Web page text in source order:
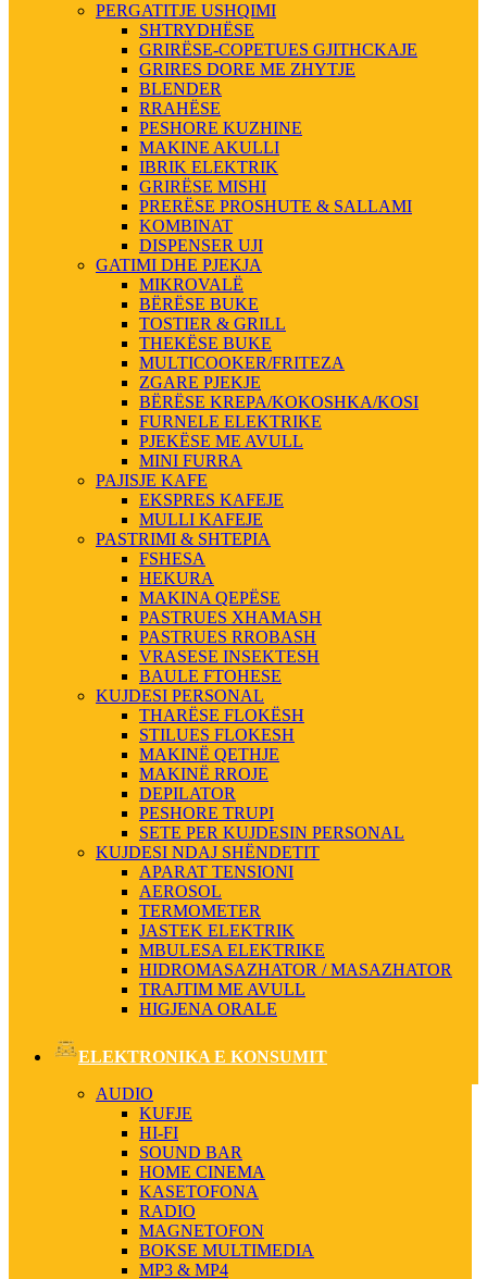
PERGATITJE USHQIMI
SHTRYDHËSE
GRIRËSE-COPETUES GJITHCKAJE
GRIRES DORE ME ZHYTJE
BLENDER
RRAHËSE
PESHORE KUZHINE
MAKINE AKULLI
IBRIK ELEKTRIK
GRIRËSE MISHI
PRERËSE PROSHUTE & SALLAMI
KOMBINAT
DISPENSER UJI
GATIMI DHE PJEKJA
MIKROVALË
BËRËSE BUKE
TOSTIER & GRILL
THEKËSE BUKE
MULTICOOKER/FRITEZA
ZGARE PJEKJE
BËRËSE KREPA/KOKOSHKA/KOSI
FURNELE ELEKTRIKE
PJEKËSE ME AVULL
MINI FURRA
PAJISJE KAFE
EKSPRES KAFEJE
MULLI KAFEJE
PASTRIMI & SHTEPIA
FSHESA
HEKURA
MAKINA QEPËSE
PASTRUES XHAMASH
PASTRUES RROBASH
VRASESE INSEKTESH
BAULE FTOHESE
KUJDESI PERSONAL
THARËSE FLOKËSH
STILUES FLOKESH
MAKINË QETHJE
MAKINË RROJE
DEPILATOR
PESHORE TRUPI
SETE PER KUJDESIN PERSONAL
KUJDESI NDAJ SHËNDETIT
APARAT TENSIONI
AEROSOL
TERMOMETER
JASTEK ELEKTRIK
MBULESA ELEKTRIKE
HIDROMASAZHATOR / MASAZHATOR
TRAJTIM ME AVULL
HIGJENA ORALE
ELEKTRONIKA E KONSUMIT
AUDIO
KUFJE
HI-FI
SOUND BAR
HOME CINEMA
KASETOFONA
RADIO
MAGNETOFON
BOKSE MULTIMEDIA
MP3 & MP4